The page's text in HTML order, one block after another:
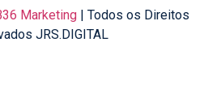
Marketing| Todos os Direitos
JRS.DIGITAL